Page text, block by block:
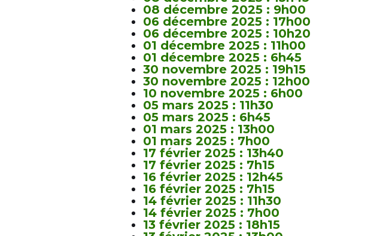
08 décembre 2025 : 9h00
06 décembre 2025 : 17h00
06 décembre 2025 : 10h20
01 décembre 2025 : 11h00
01 décembre 2025 : 6h45
30 novembre 2025 : 19h15
30 novembre 2025 : 12h00
10 novembre 2025 : 6h00
05 mars 2025 : 11h30
05 mars 2025 : 6h45
01 mars 2025 : 13h00
01 mars 2025 : 7h00
17 février 2025 : 13h40
17 février 2025 : 7h15
16 février 2025 : 12h45
16 février 2025 : 7h15
14 février 2025 : 11h30
14 février 2025 : 7h00
13 février 2025 : 18h15